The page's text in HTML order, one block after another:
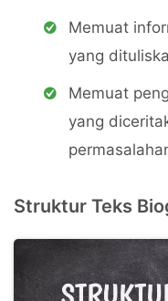
Memuat
yang
Memuat
yang
Struktur Teks